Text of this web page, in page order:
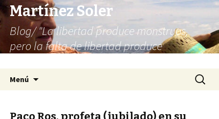
Martínez Soler
Blog/ "La libertad produce monstruos,
pero la falta de libertad produce
Menú Buscar:
Paco Ros, profeta (jubilado) en su